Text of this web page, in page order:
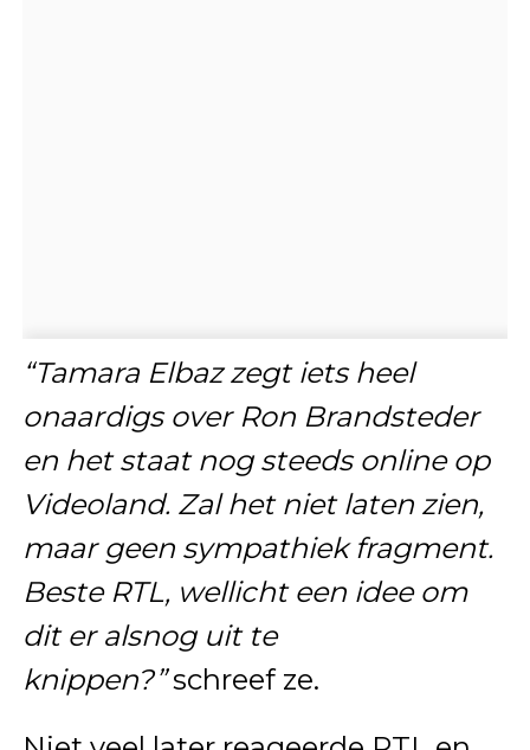
“Tamara Elbaz zegt iets heel
onaardigs over Ron Brandsteder
en het staat nog steeds online op
Videoland. Zal het niet laten zien,
maar geen sympathiek fragment.
Beste RTL, wellicht een idee om
dit er alsnog uit te
knippen?”schreef ze.